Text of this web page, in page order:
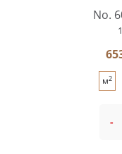
No.
м2
-